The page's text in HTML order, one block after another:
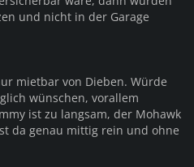
und nicht in der Garage
mietbar von Dieben. Würde
wünschen, vorallem
ist zu langsam, der Mohawk
da genau mittig rein und ohne